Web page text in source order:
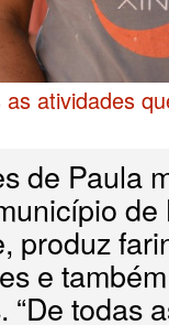
atividades
de Paula
produz
e
todas